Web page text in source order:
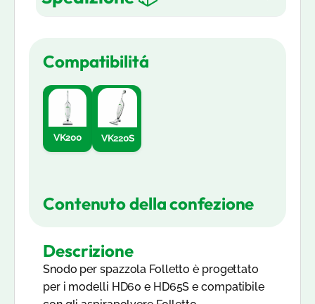
Reso gratuito entro 14 giorni
ordini in 3-5 giorni lavorativi
Compatibilitá
VK200 VK220S
Contenuto della confezione
Descrizione
Snodo per spazzola Folletto è progettato
per i modelli HD60 e HD65S e compatibile